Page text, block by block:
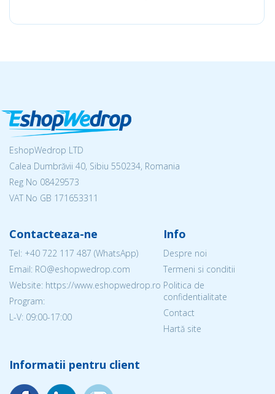
EshopWedrop LTD
Calea Dumbrăvii 40, Sibiu 550234, Romania
Reg No 08429573
VAT No GB 171653311
Contacteaza-ne
Tel: +40 722 117 487 (WhatsApp)
Email: RO@eshopwedrop.com
Website: https://www.eshopwedrop.ro
Program:
L-V: 09:00-17:00
Info
Despre noi
Termeni si conditii
Politica de
confidentialitate
Contact
Hartă site
Informatii pentru client